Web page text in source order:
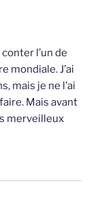
l’un de
mondiale. J’ai
mais je ne l’ai
Mais avant
merveilleux